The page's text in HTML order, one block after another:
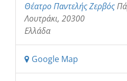
Θέατρο Παντελής Ζερβός
Λουτράκι, 20300
Ελλάδα
Google Map